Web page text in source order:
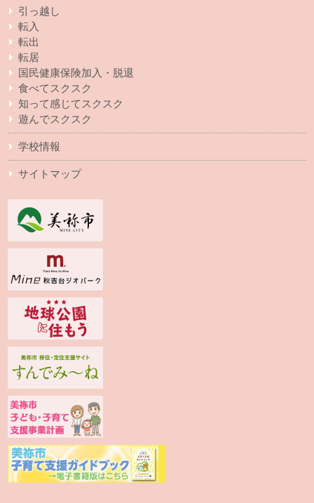
引っ越し
転入
転出
転居
国民健康保険加入・脱退
食べてスクスク
知って感じてスクスク
遊んでスクスク
学校情報
サイトマップ